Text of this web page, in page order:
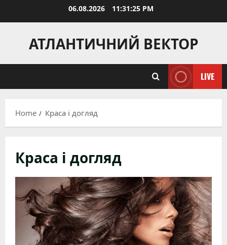
06.08.2026 11:31:27 PM
АТЛАНТИЧНИЙ ВЕКТОР
LIVE
Home Краса і догляд
Краса і догляд